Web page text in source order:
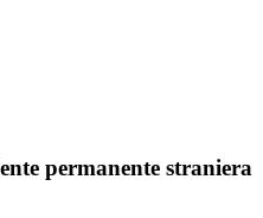
permanente straniera